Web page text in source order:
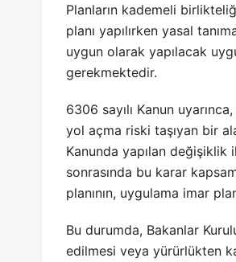
Planların kademeli
planı yapılırken yasal
uygun olarak yapılacak
gerekmektedir.
6306 sayılı Kanun
yol açma riski taşıyan bir
Kanunda yapılan değişiklik
sonrasında bu karar
planının, uygulama imar
Bu durumda, Bakanlar
edilmesi veya yürürlükten